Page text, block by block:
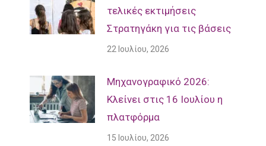
τελικές εκτιμήσεις
Στρατηγάκη για τις βάσεις
22 Ιουλίου, 2026
Μηχανογραφικό 2026:
Κλείνει στις 16 Ιουλίου η
πλατφόρμα
15 Ιουλίου, 2026